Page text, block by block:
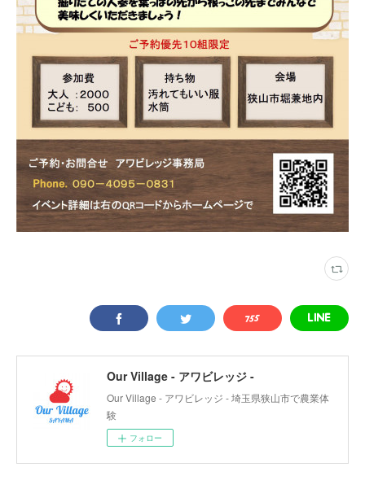
Our Village - アワビレッジ -
Our Village - アワビレッジ - 埼玉県狭山市で農業体
験
フォロー